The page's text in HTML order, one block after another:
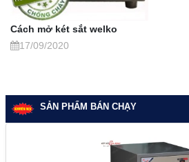
Cách mở két sắt welko
17/09/2020
SẢN PHẨM BÁN CHẠY